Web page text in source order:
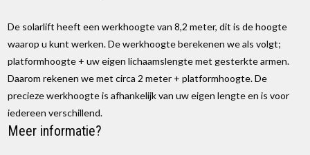
De solarlift heeft een werkhoogte van 8,2 meter, dit is de hoogte
waarop u kunt werken. De werkhoogte berekenen we als volgt;
platformhoogte + uw eigen lichaamslengte met gesterkte armen.
Daarom rekenen we met circa 2 meter + platformhoogte. De
precieze werkhoogte is afhankelijk van uw eigen lengte en is voor
iedereen verschillend.
Meer informatie?